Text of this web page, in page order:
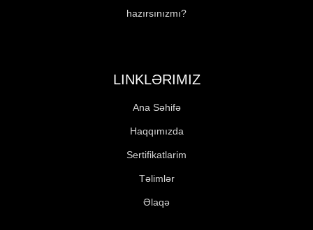
hazırsınızmı?
LINKLƏRIMIZ
Ana Səhifə
Haqqımızda
Sertifikatlarim
Təlimlər
Əlaqə